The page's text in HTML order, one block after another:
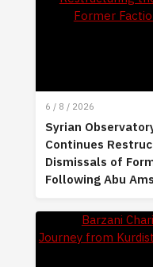
6 / 8 / 2026
Syrian
Continues
Dismissals of
Following Abu